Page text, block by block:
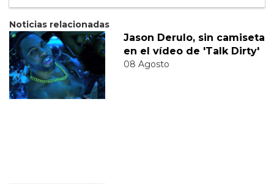
Noticias relacionadas
Jason Derulo, sin camiseta
en el vídeo de 'Talk Dirty'
08 Agosto